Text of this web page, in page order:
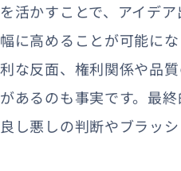
を活かすことで、アイデ
幅に高めることが可能に
利な反面、権利関係や品
があるのも事実です。最
良し悪しの判断やブラッ